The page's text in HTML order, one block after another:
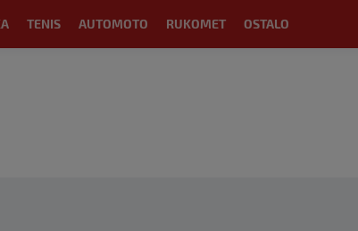
TENIS AUTOMOTO RUKOMET OSTALO